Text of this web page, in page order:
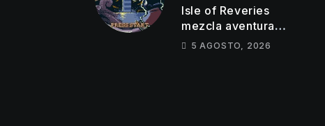
Isle of Reveries
mezcla aventura
cooperativa,
5 AGOSTO, 2026